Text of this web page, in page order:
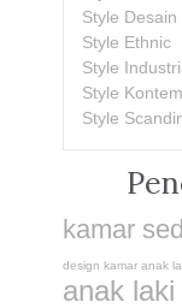
Style Desain
Style Ethnic
Style
Style
Style
kamar
design kamar anak
anak